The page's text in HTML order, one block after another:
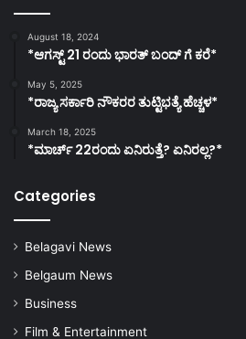
August 18, 2024
*ಆಗಸ್ಟ್ 21 ರಂದು ಭಾರತ್‌ ಬಂದ್‌ ಗೆ ಕರೆ*
May 5, 2025
*ರಾಜ್ಯ ಸರ್ಕಾರಿ ನೌಕರರ ತುಟ್ಟಿಭತ್ಯೆ ಹೆಚ್ಚಳ*
March 18, 2025
*ಮಾರ್ಚ್ 22ರಂದು ಏನಿರುತ್ತೆ? ಏನಿರಲ್ಲ?*
Categories
Belagavi News
Belgaum News
Business
Film & Entertainment